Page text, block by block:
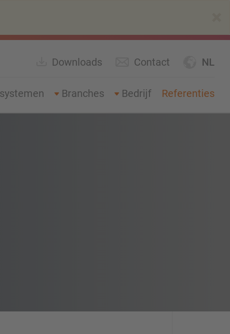
NL
Downloads Contact
Branches Bedrijf Referenties